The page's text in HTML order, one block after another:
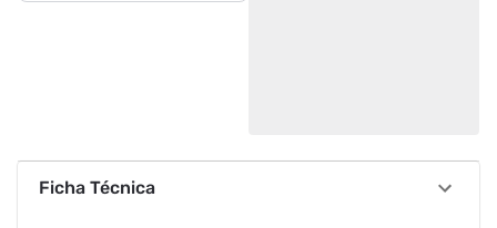
Ficha Técnica